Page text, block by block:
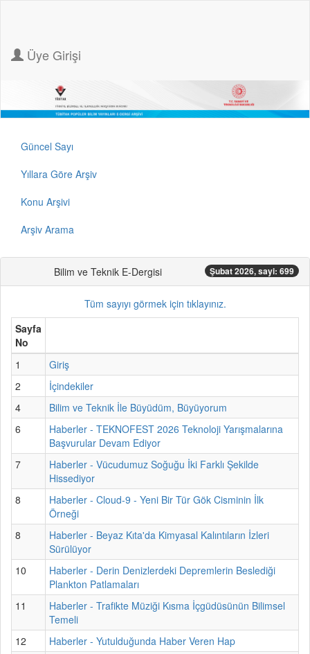
Üye Girişi
Güncel Sayı
Yıllara Göre Arşiv
Konu Arşivi
Arşiv Arama
Bilim ve Teknik E-Dergisi Şubat 2026, sayi: 699
Tüm sayıyı görmek için tıklayınız.
Sayfa
No
1
Giriş
2
İçindekiler
4
Bilim ve Teknik İle Büyüdüm, Büyüyorum
6
Haberler - TEKNOFEST 2026 Teknoloji Yarışmalarına
Başvurular Devam Ediyor
7
Haberler - Vücudumuz Soğuğu İki Farklı Şekilde
Hissediyor
8
Haberler - Cloud-9 - Yeni Bir Tür Gök Cisminin İlk
Örneği
8
Haberler - Beyaz Kıta'da Kimyasal Kalıntıların İzleri
Sürülüyor
10
Haberler - Derin Denizlerdeki Depremlerin Beslediği
Plankton Patlamaları
11
Haberler - Trafikte Müziği Kısma İçgüdüsünün Bilimsel
Temeli
12
Haberler - Yutulduğunda Haber Veren Hap